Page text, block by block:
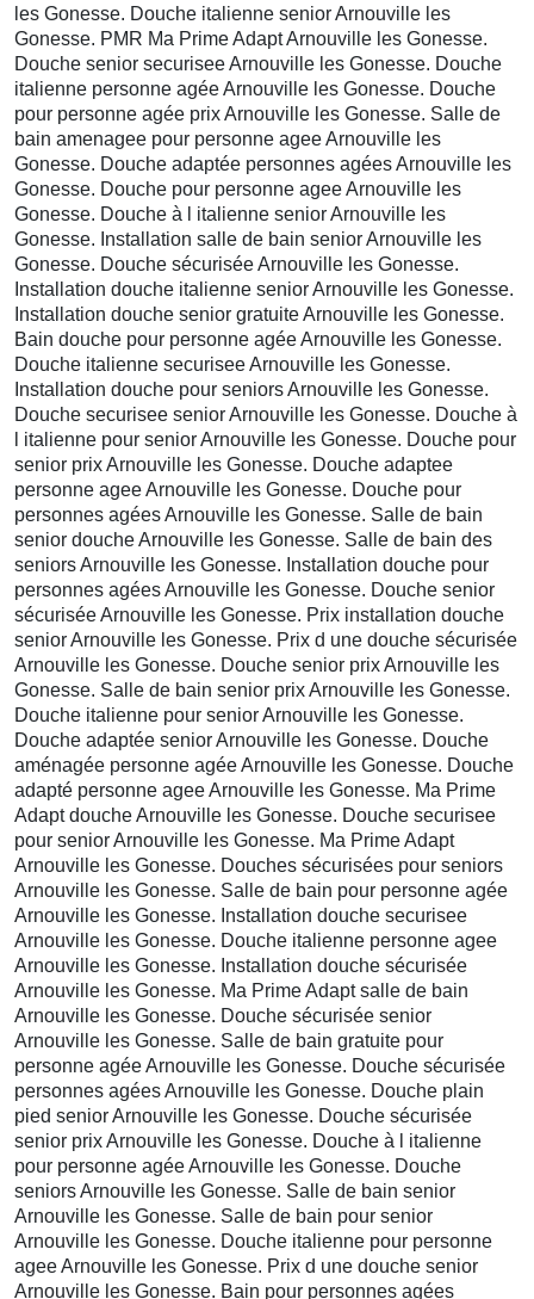
les Gonesse. Douche italienne senior Arnouville les
Gonesse. PMR Ma Prime Adapt Arnouville les Gonesse.
Douche senior securisee Arnouville les Gonesse. Douche
italienne personne agée Arnouville les Gonesse. Douche
pour personne agée prix Arnouville les Gonesse. Salle de
bain amenagee pour personne agee Arnouville les
Gonesse. Douche adaptée personnes agées Arnouville les
Gonesse. Douche pour personne agee Arnouville les
Gonesse. Douche à l italienne senior Arnouville les
Gonesse. Installation salle de bain senior Arnouville les
Gonesse. Douche sécurisée Arnouville les Gonesse.
Installation douche italienne senior Arnouville les Gonesse.
Installation douche senior gratuite Arnouville les Gonesse.
Bain douche pour personne agée Arnouville les Gonesse.
Douche italienne securisee Arnouville les Gonesse.
Installation douche pour seniors Arnouville les Gonesse.
Douche securisee senior Arnouville les Gonesse. Douche à
l italienne pour senior Arnouville les Gonesse. Douche pour
senior prix Arnouville les Gonesse. Douche adaptee
personne agee Arnouville les Gonesse. Douche pour
personnes agées Arnouville les Gonesse. Salle de bain
senior douche Arnouville les Gonesse. Salle de bain des
seniors Arnouville les Gonesse. Installation douche pour
personnes agées Arnouville les Gonesse. Douche senior
sécurisée Arnouville les Gonesse. Prix installation douche
senior Arnouville les Gonesse. Prix d une douche sécurisée
Arnouville les Gonesse. Douche senior prix Arnouville les
Gonesse. Salle de bain senior prix Arnouville les Gonesse.
Douche italienne pour senior Arnouville les Gonesse.
Douche adaptée senior Arnouville les Gonesse. Douche
aménagée personne agée Arnouville les Gonesse. Douche
adapté personne agee Arnouville les Gonesse. Ma Prime
Adapt douche Arnouville les Gonesse. Douche securisee
pour senior Arnouville les Gonesse. Ma Prime Adapt
Arnouville les Gonesse. Douches sécurisées pour seniors
Arnouville les Gonesse. Salle de bain pour personne agée
Arnouville les Gonesse. Installation douche securisee
Arnouville les Gonesse. Douche italienne personne agee
Arnouville les Gonesse. Installation douche sécurisée
Arnouville les Gonesse. Ma Prime Adapt salle de bain
Arnouville les Gonesse. Douche sécurisée senior
Arnouville les Gonesse. Salle de bain gratuite pour
personne agée Arnouville les Gonesse. Douche sécurisée
personnes agées Arnouville les Gonesse. Douche plain
pied senior Arnouville les Gonesse. Douche sécurisée
senior prix Arnouville les Gonesse. Douche à l italienne
pour personne agée Arnouville les Gonesse. Douche
seniors Arnouville les Gonesse. Salle de bain senior
Arnouville les Gonesse. Salle de bain pour senior
Arnouville les Gonesse. Douche italienne pour personne
agee Arnouville les Gonesse. Prix d une douche senior
Arnouville les Gonesse. Bain pour personnes agées